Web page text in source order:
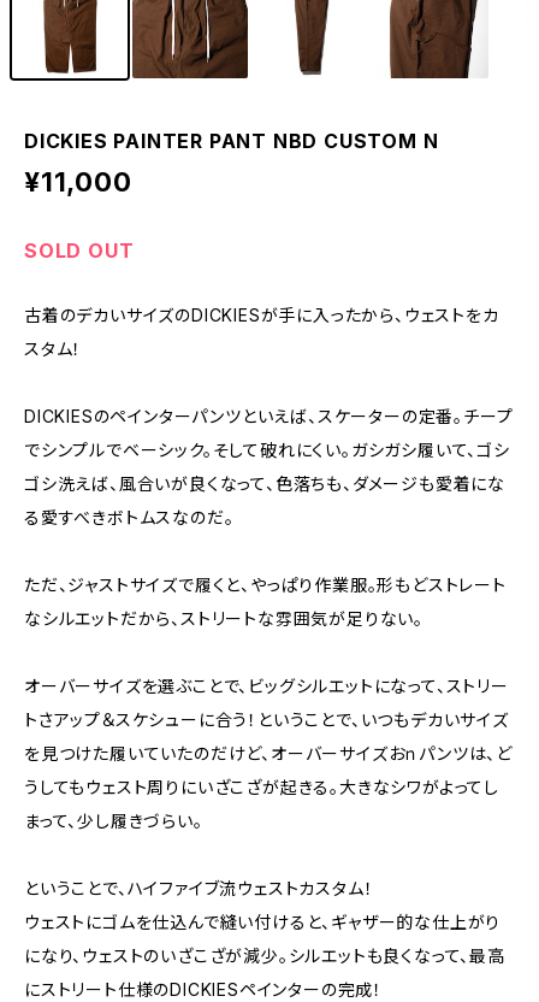
DICKIES PAINTER PANT NBD CUSTOM N
¥11,000
SOLD OUT
古着のデカいサイズのDICKIESが手に入ったから、ウェストをカ
スタム！
DICKIESのペインターパンツといえば、スケーターの定番。チープ
でシンプルでベーシック。そして破れにくい。ガシガシ履いて、ゴシ
ゴシ洗えば、風合いが良くなって、色落ちも、ダメージも愛着にな
る愛すべきボトムスなのだ。
ただ、ジャストサイズで履くと、やっぱり作業服。形もどストレート
なシルエットだから、ストリートな雰囲気が足りない。
オーバーサイズを選ぶことで、ビッグシルエットになって、ストリー
トさアップ＆スケシューに合う！ということで、いつもデカいサイズ
を見つけた履いていたのだけど、オーバーサイズおｎパンツは、ど
うしてもウェスト周りにいざこざが起きる。大きなシワがよってし
まって、少し履きづらい。
ということで、ハイファイブ流ウェストカスタム！
ウェストにゴムを仕込んで縫い付けると、ギャザー的な仕上がり
になり、ウェストのいざこざが減少。シルエットも良くなって、最高
にストリート仕様のDICKIESペインターの完成！